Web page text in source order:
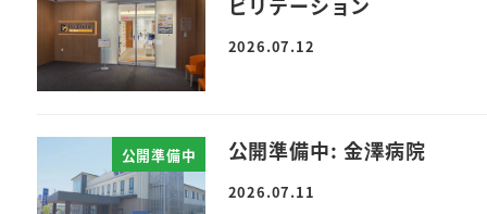
2026.07.12
公開準備中 公開準備中: 金澤病院
2026.07.11